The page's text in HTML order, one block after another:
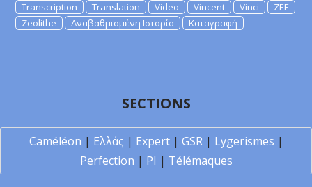
Transcription
Translation Video Vincent Vinci
ZEE
Zeolithe
Αναβαθμισμένη Ιστορία Καταγραφή
SECTIONS
Caméléon | Ελλάς | Expert| GSR| Lygerismes |
Perfection | PI | Télémaques